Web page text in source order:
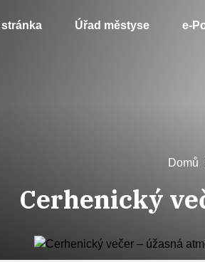
stránka Úřad městyse e-
Domů
Cerhenický